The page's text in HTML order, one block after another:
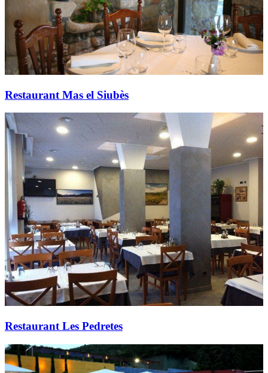
Restaurant Mas el Siubès
Restaurant Les Pedretes